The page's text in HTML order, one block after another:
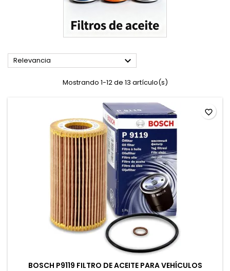
Relevancia 
Mostrando 1-12 de 13 artículo(s)
BOSCH P9119 FILTRO DE ACEITE PARA VEHÍCULOS
favorite_border